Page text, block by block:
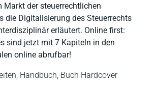
Markt der steuerrechtlichen
die Digitalisierung des Steuerrechts
erläutert. Online first:
sind jetzt mit 7 Kapiteln in den
online abrufbar!
Handbuch, Buch Hardcover